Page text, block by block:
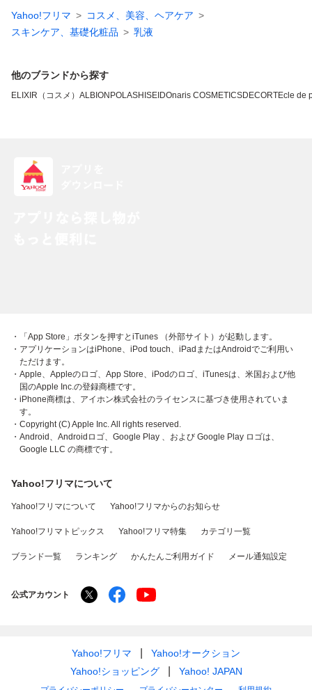
Yahoo!フリマ
コスメ、美容、ヘアケア
スキンケア、基礎化粧品
乳液
他のブランドから探す
ELIXIR（コスメ） ALBION POLASHISEIDOnaris COSMETICSDECORTEcle de
・「App Store」ボタンを押すとiTunes （外部サイト）が起動します。
・アプリケーションはiPhone、iPod touch、iPadまたはAndroidでご利用い
ただけます。
・Apple、Appleのロゴ、App Store、iPodのロゴ、iTunesは、米国および他
国のApple Inc.の登録商標です。
・iPhone商標は、アイホン株式会社のライセンスに基づき使用されていま
す。
・Copyright (C) Apple Inc. All rights reserved.
・Android、Androidロゴ、Google Play 、および Google Play ロゴは、
Google LLC の商標です。
Yahoo!フリマについて
Yahoo!フリマについて Yahoo!フリマからのお知らせ
Yahoo!フリマトピックス Yahoo!フリマ特集 カテゴリ一覧
ブランド一覧 ランキング かんたんご利用ガイド メール通知設定
公式アカウント
Yahoo!フリマ
Yahoo!オークション
Yahoo!ショッピング
Yahoo! JAPAN